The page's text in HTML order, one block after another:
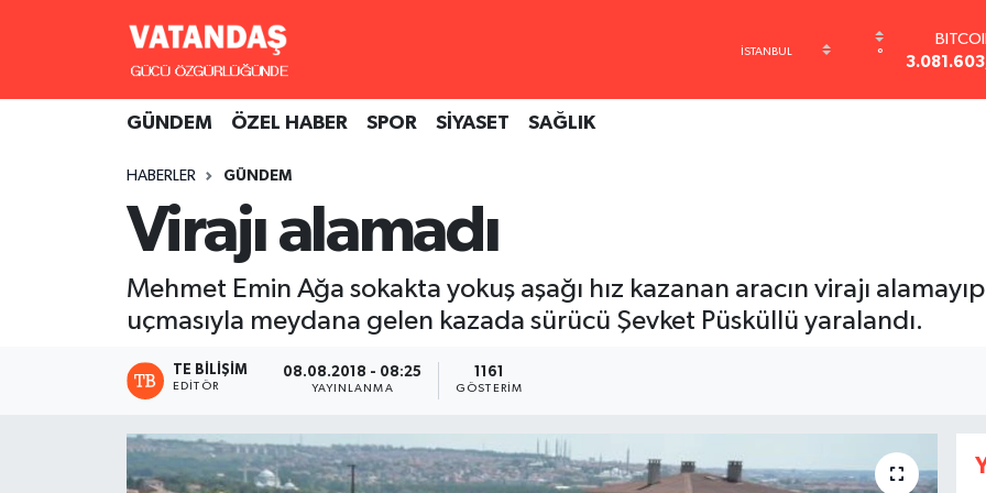
°
13.799
GÜNDEM ÖZEL HABER SPOR SİYASET SAĞLIK
HABERLER GÜNDEM
Virajı alamadı
Mehmet Emin Ağa sokakta yokuş aşağı hız kazanan aracın virajı
uçmasıyla meydana gelen kazada sürücü Şevket Püsküllü yaralandı.
TE BILIŞIM
EDITÖR
08.08.2018 - 08:25
YAYINLANMA
1161
GÖSTERIM
GÜNDEM
Hava Durumu
Tüm Manşetler
Son Dakika Haberleri
Haber Arşivi